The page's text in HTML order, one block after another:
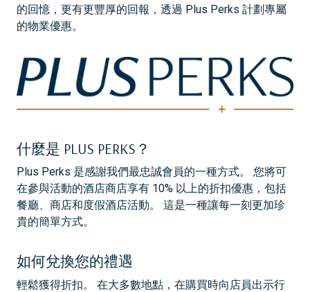
的回憶，更有更豐厚的回報，透過 Plus Perks 計劃專屬
的物業優惠。
什麼是 PLUS PERKS？
Plus Perks 是感謝我們最忠誠會員的一種方式。 您將可
在參與活動的酒店商店享有 10% 以上的折扣優惠，包括
餐廳、商店和度假酒店活動。 這是一種讓每一刻更加珍
貴的簡單方式。
如何兌換您的禮遇
輕鬆獲得折扣。 在大多數地點，在購買時向店員出示行